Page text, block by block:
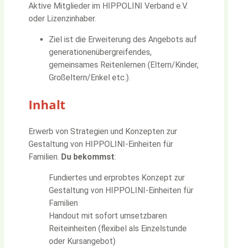
Aktive Mitglieder im HIPPOLINI Verband e.V.
oder Lizenzinhaber.
Ziel ist die Erweiterung des Angebots auf
generationenübergreifendes,
gemeinsames Reitenlernen (Eltern/Kinder,
Großeltern/Enkel etc.).
Inhalt
Erwerb von Strategien und Konzepten zur
Gestaltung von HIPPOLINI-Einheiten für
Familien. Du bekommst:
Fundiertes und erprobtes Konzept zur
Gestaltung von HIPPOLINI-Einheiten für
Familien
Handout mit sofort umsetzbaren
Reiteinheiten (flexibel als Einzelstunde
oder Kursangebot)